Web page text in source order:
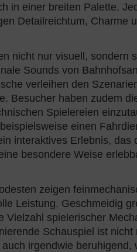
in einer breiten Palette.
Detailreichtum, Charme
nicht nur visuell, sondern
Sounds von
verleihen den
Besucher haben zudem
Spielereien
einen
interaktives Erlebnis, das
besondere Weise
zeigen
Leistung. Geschmeidig
Vielzahl spielerischer
Schauspiel ist nicht
irgendwie beruhigend,